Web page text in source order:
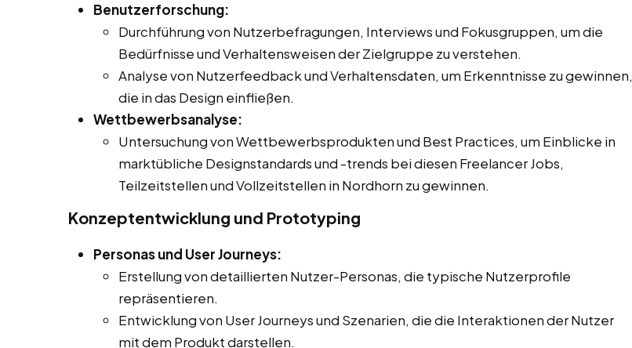
Benutzerforschung:
Durchführung von Nutzerbefragungen, Interviews und Fokusgruppen, um die
Bedürfnisse und Verhaltensweisen der Zielgruppe zu verstehen.
Analyse von Nutzerfeedback und Verhaltensdaten, um Erkenntnisse zu gewinnen,
die in das Design einfließen.
Wettbewerbsanalyse:
Untersuchung von Wettbewerbsprodukten und Best Practices, um Einblicke in
marktübliche Designstandards und -trends bei diesen Freelancer Jobs,
Teilzeitstellen und Vollzeitstellen in Nordhorn zu gewinnen.
Konzeptentwicklung und Prototyping
Personas und User Journeys:
Erstellung von detaillierten Nutzer-Personas, die typische Nutzerprofile
repräsentieren.
Entwicklung von User Journeys und Szenarien, die die Interaktionen der Nutzer
mit dem Produkt darstellen.